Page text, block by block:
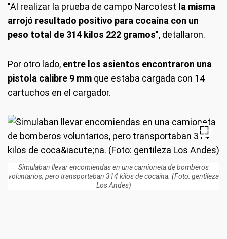
"Al realizar la prueba de campo Narcotest la misma
arrojó resultado positivo para cocaína con un
peso total de 314 kilos 222 gramos", detallaron.
Por otro lado, entre los asientos encontraron una
pistola calibre 9 mm que estaba cargada con 14
cartuchos en el cargador.
Simulaban llevar encomiendas en una camioneta de bomberos
voluntarios, pero transportaban 314 kilos de cocaína. (Foto: gentileza
Los Andes)